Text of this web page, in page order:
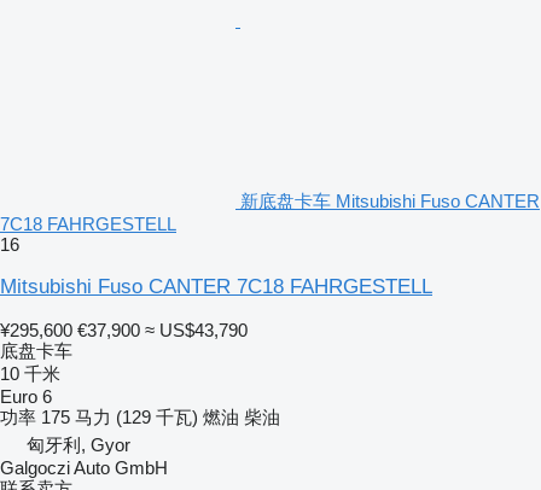
新底盘卡车 Mitsubishi Fuso CANTER
7C18 FAHRGESTELL
16
Mitsubishi Fuso CANTER 7C18 FAHRGESTELL
¥295,600 €37,900 ≈ US$43,790
底盘卡车
10 千米
Euro 6
功率 175 马力 (129 千瓦) 燃油 柴油
匈牙利, Gyor
Galgoczi Auto GmbH